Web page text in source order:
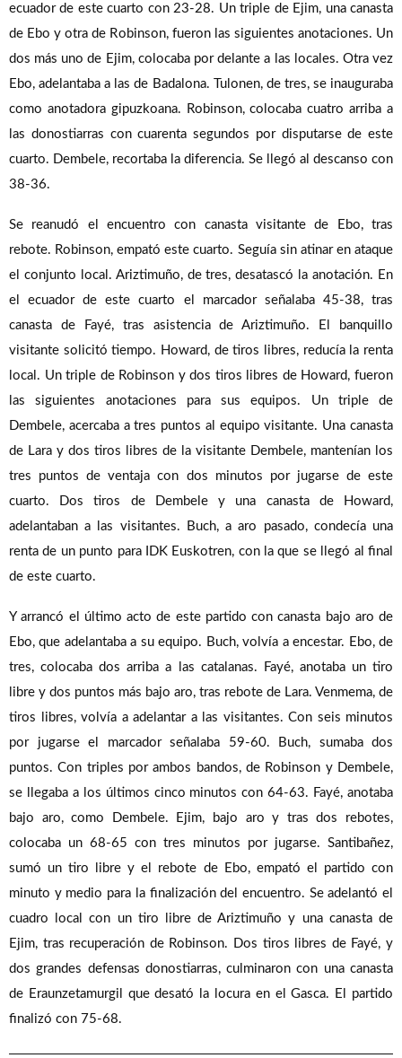
ecuador de este cuarto con 23-28. Un triple de Ejim, una canasta
de Ebo y otra de Robinson, fueron las siguientes anotaciones. Un
dos más uno de Ejim, colocaba por delante a las locales. Otra vez
Ebo, adelantaba a las de Badalona. Tulonen, de tres, se inauguraba
como anotadora gipuzkoana. Robinson, colocaba cuatro arriba a
las donostiarras con cuarenta segundos por disputarse de este
cuarto. Dembele, recortaba la diferencia. Se llegó al descanso con
38-36.
Se reanudó el encuentro con canasta visitante de Ebo, tras
rebote. Robinson, empató este cuarto. Seguía sin atinar en ataque
el conjunto local. Ariztimuño, de tres, desatascó la anotación. En
el ecuador de este cuarto el marcador señalaba 45-38, tras
canasta de Fayé, tras asistencia de Ariztimuño. El banquillo
visitante solicitó tiempo. Howard, de tiros libres, reducía la renta
local. Un triple de Robinson y dos tiros libres de Howard, fueron
las siguientes anotaciones para sus equipos. Un triple de
Dembele, acercaba a tres puntos al equipo visitante. Una canasta
de Lara y dos tiros libres de la visitante Dembele, mantenían los
tres puntos de ventaja con dos minutos por jugarse de este
cuarto. Dos tiros de Dembele y una canasta de Howard,
adelantaban a las visitantes. Buch, a aro pasado, condecía una
renta de un punto para IDK Euskotren, con la que se llegó al final
de este cuarto.
Y arrancó el último acto de este partido con canasta bajo aro de
Ebo, que adelantaba a su equipo. Buch, volvía a encestar. Ebo, de
tres, colocaba dos arriba a las catalanas. Fayé, anotaba un tiro
libre y dos puntos más bajo aro, tras rebote de Lara. Venmema, de
tiros libres, volvía a adelantar a las visitantes. Con seis minutos
por jugarse el marcador señalaba 59-60. Buch, sumaba dos
puntos. Con triples por ambos bandos, de Robinson y Dembele,
se llegaba a los últimos cinco minutos con 64-63. Fayé, anotaba
bajo aro, como Dembele. Ejim, bajo aro y tras dos rebotes,
colocaba un 68-65 con tres minutos por jugarse. Santibañez,
sumó un tiro libre y el rebote de Ebo, empató el partido con
minuto y medio para la finalización del encuentro. Se adelantó el
cuadro local con un tiro libre de Ariztimuño y una canasta de
Ejim, tras recuperación de Robinson. Dos tiros libres de Fayé, y
dos grandes defensas donostiarras, culminaron con una canasta
de Eraunzetamurgil que desató la locura en el Gasca. El partido
finalizó con 75-68.